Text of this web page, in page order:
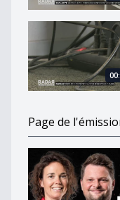
Groupe E
Page de